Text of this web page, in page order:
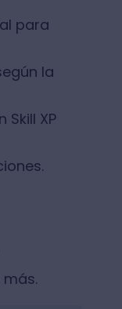
para
la
XP